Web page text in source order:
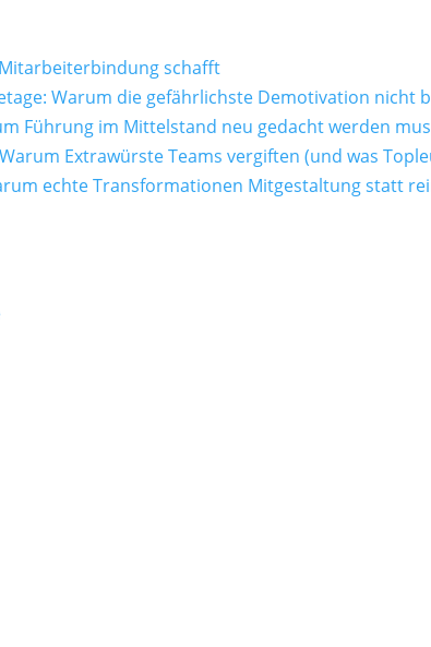
schafft
Warum die gefährlichste Demotivation nicht
Führung im Mittelstand neu gedacht werden
Extrawürste Teams vergiften (und was
echte Transformationen Mitgestaltung statt